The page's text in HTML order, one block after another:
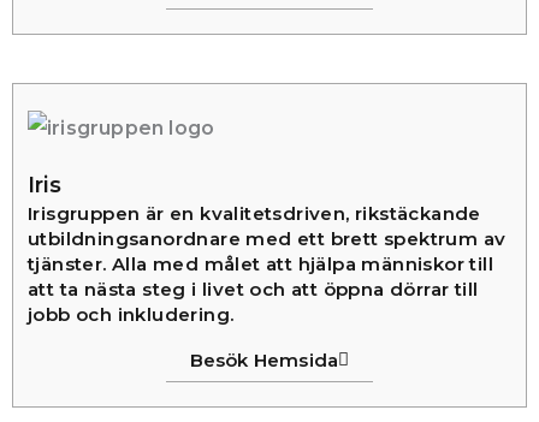
Iris
Irisgruppen är en kvalitetsdriven, rikstäckande
utbildningsanordnare med ett brett spektrum av
tjänster. Alla med målet att hjälpa människor till
att ta nästa steg i livet och att öppna dörrar till
jobb och inkludering.
Besök Hemsida